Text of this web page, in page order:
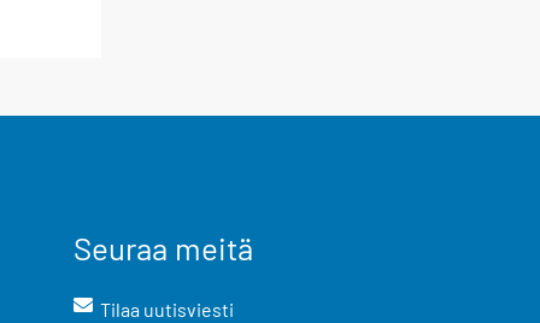
Seuraa meitä
Tilaa uutisviesti